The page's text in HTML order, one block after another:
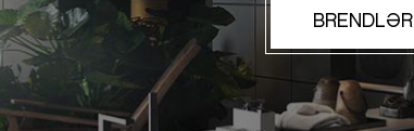
BRENDLƏR